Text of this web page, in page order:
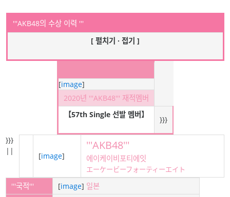
'''AKB48의 수상 이력 '''
[ 펼치기 · 접기 ]
[image]
2020년 '''AKB48''' 재적멤버
【57th Single 선발 멤버】
}}}
[image]
'''AKB48'''
에이케이비포티에잇
エーケービーフォーティーエイト
}}}
||
'''국적''' [image] 일본